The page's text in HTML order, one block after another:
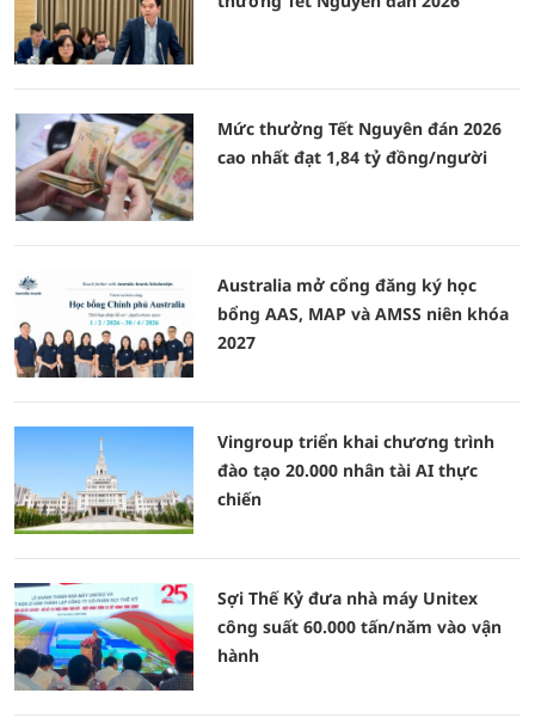
Mức thưởng Tết Nguyên đán 2026
cao nhất đạt 1,84 tỷ đồng/người
Australia mở cổng đăng ký học
bổng AAS, MAP và AMSS niên khóa
2027
Vingroup triển khai chương trình
đào tạo 20.000 nhân tài AI thực
chiến
Sợi Thế Kỷ đưa nhà máy Unitex
công suất 60.000 tấn/năm vào vận
hành